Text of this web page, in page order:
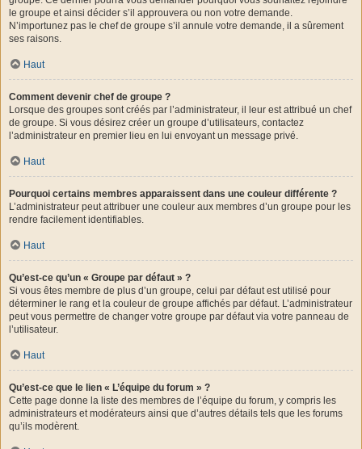
le groupe et ainsi décider s’il approuvera ou non votre demande.
N’importunez pas le chef de groupe s’il annule votre demande, il a sûrement
ses raisons.
Haut
Comment devenir chef de groupe ?
Lorsque des groupes sont créés par l’administrateur, il leur est attribué un chef
de groupe. Si vous désirez créer un groupe d’utilisateurs, contactez
l’administrateur en premier lieu en lui envoyant un message privé.
Haut
Pourquoi certains membres apparaissent dans une couleur différente ?
L’administrateur peut attribuer une couleur aux membres d’un groupe pour les
rendre facilement identifiables.
Haut
Qu’est-ce qu’un « Groupe par défaut » ?
Si vous êtes membre de plus d’un groupe, celui par défaut est utilisé pour
déterminer le rang et la couleur de groupe affichés par défaut. L’administrateur
peut vous permettre de changer votre groupe par défaut via votre panneau de
l’utilisateur.
Haut
Qu’est-ce que le lien « L’équipe du forum » ?
Cette page donne la liste des membres de l’équipe du forum, y compris les
administrateurs et modérateurs ainsi que d’autres détails tels que les forums
qu’ils modèrent.